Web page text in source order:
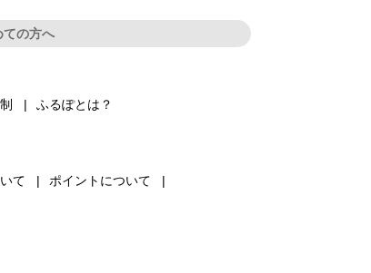
ての方へ
ふるぽとは？
て
ポイントについて